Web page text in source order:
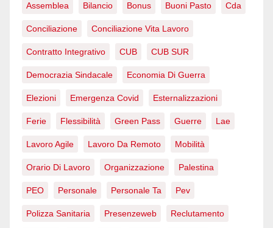
Assemblea Bilancio Bonus Buoni Pasto Cda
Conciliazione Conciliazione Vita Lavoro
Contratto Integrativo CUB CUB SUR
Democrazia Sindacale Economia Di Guerra
Elezioni Emergenza Covid Esternalizzazioni
Ferie Flessibilità Green Pass Guerre Lae
Lavoro Agile Lavoro Da Remoto Mobilità
Orario Di Lavoro Organizzazione Palestina
PEO Personale Personale Ta Pev
Polizza Sanitaria Presenzeweb Reclutamento